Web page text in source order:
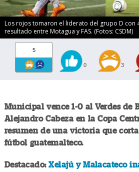
Los rojos tomaron el liderato del grupo D con
resultado entre Motagua y FAS. (Fotos: CSDM)
5
0 3
Municipal vence 1-0 al Verdes de
Alejandro Cabeza en la Copa
resumen de una victoria que
fútbol guatemalteco.
Destacado:Xelajú y Malacateco